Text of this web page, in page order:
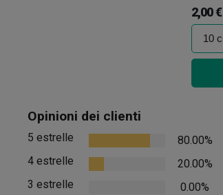
2,00 €
Opinioni dei clienti
5 estrelle
80.00%
4 estrelle
20.00%
3 estrelle
0.00%